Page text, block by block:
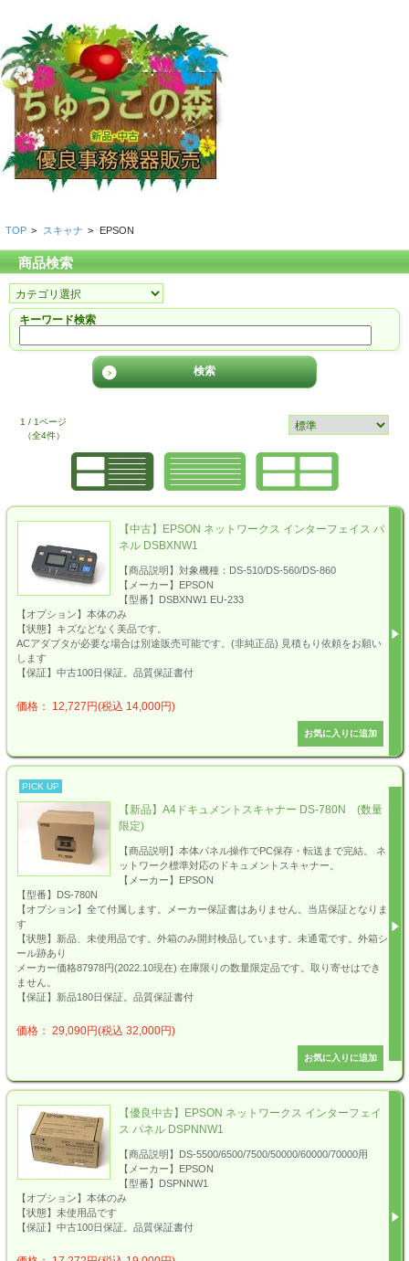
TOP > スキャナ > EPSON
商品検索
キーワード検索
1 / 1ページ
（全4件）
【中古】EPSON ネットワークス インターフェイス パ
ネル DSBXNW1
【商品説明】対象機種：DS-510/DS-560/DS-860
【メーカー】EPSON
【型番】DSBXNW1 EU-233
【オプション】本体のみ
【状態】キズなどなく美品です。
ACアダプタが必要な場合は別途販売可能です。(非純正品) 見積もり依頼をお願い
します
【保証】中古100日保証。品質保証書付
価格： 12,727円(税込 14,000円)
PICK UP
【新品】A4ドキュメントスキャナー DS-780N (数量
限定)
【商品説明】本体パネル操作でPC保存・転送まで完結。 ネ
ットワーク標準対応のドキュメントスキャナー。
【メーカー】EPSON
【型番】DS-780N
【オプション】全て付属します。メーカー保証書はありません。当店保証となりま
す
【状態】新品、未使用品です。外箱のみ開封検品しています。未通電です。外箱シ
ール跡あり
メーカー価格87978円(2022.10現在) 在庫限りの数量限定品です。取り寄せはでき
ません。
【保証】新品180日保証。品質保証書付
価格： 29,090円(税込 32,000円)
【優良中古】EPSON ネットワークス インターフェイ
ス パネル DSPNNW1
【商品説明】DS-5500/6500/7500/50000/60000/70000用
【メーカー】EPSON
【型番】DSPNNW1
【オプション】本体のみ
【状態】未使用品です
【保証】中古100日保証。品質保証書付